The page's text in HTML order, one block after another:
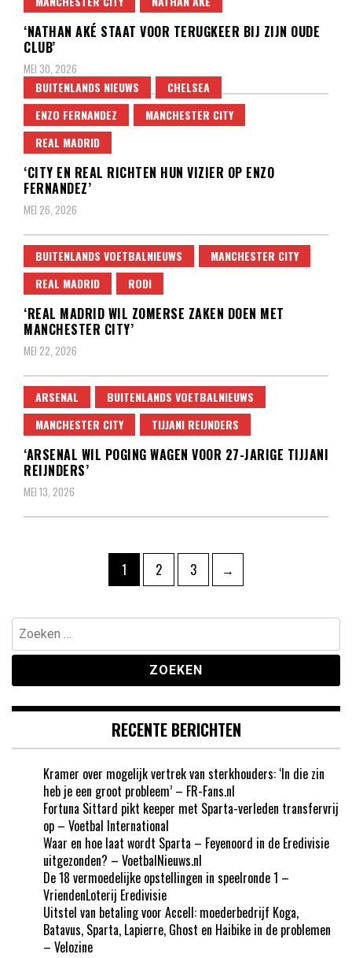
‘NATHAN AKÉ STAAT VOOR TERUGKEER BIJ ZIJN OUDE
CLUB’
MEI 30, 2026
BUITENLANDS NIEUWS
CHELSEA
ENZO FERNANDEZ
MANCHESTER CITY
REAL MADRID
‘CITY EN REAL RICHTEN HUN VIZIER OP ENZO
FERNANDEZ’
MEI 26, 2026
BUITENLANDS VOETBALNIEUWS
MANCHESTER CITY
REAL MADRID
RODI
‘REAL MADRID WIL ZOMERSE ZAKEN DOEN MET
MANCHESTER CITY’
MEI 22, 2026
ARSENAL
BUITENLANDS VOETBALNIEUWS
MANCHESTER CITY
TIJJANI REIJNDERS
‘ARSENAL WIL POGING WAGEN VOOR 27-JARIGE TIJJANI
REIJNDERS’
MEI 13, 2026
Pagina
1 Pagina
2 Pagina
3 →
Zoeken
naar:
RECENTE BERICHTEN
Kramer over mogelijk vertrek van sterkhouders: ‘In die zin
heb je een groot probleem’ – FR-Fans.nl
Fortuna Sittard pikt keeper met Sparta-verleden transfervrij
op – Voetbal International
Waar en hoe laat wordt Sparta – Feyenoord in de Eredivisie
uitgezonden? – VoetbalNieuws.nl
De 18 vermoedelijke opstellingen in speelronde 1 –
VriendenLoterij Eredivisie
Uitstel van betaling voor Accell: moederbedrijf Koga,
Batavus, Sparta, Lapierre, Ghost en Haibike in de problemen
– Velozine